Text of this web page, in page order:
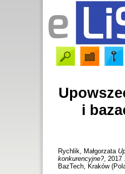
i
Rychlik, Małgorzata
konkurencyjne?, 2017
BazTech, Kraków